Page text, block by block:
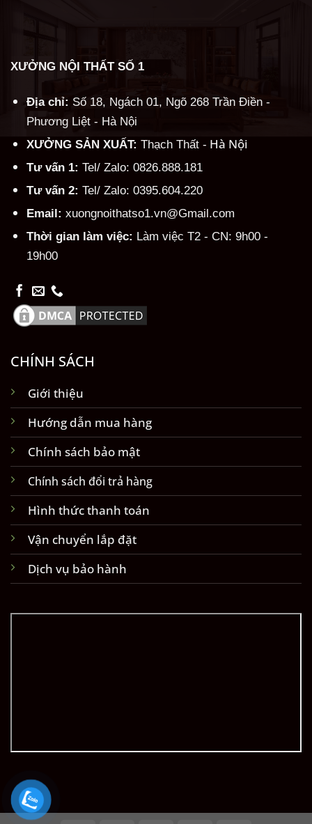
XƯỞNG NỘI THẤT SỐ 1
Địa chỉ: Số 18, Ngách 01, Ngõ 268 Trần Điền -
Phương Liệt - Hà Nội
XƯỞNG SẢN XUẤT: Thạch Thất - Hà Nội
Tư vấn 1: Tel/ Zalo: 0826.888.181
Tư vấn 2: Tel/ Zalo: 0395.604.220
Email: xuongnoithatso1.vn@Gmail.com
Thời gian làm việc: Làm việc T2 - CN: 9h00 -
19h00
CHÍNH SÁCH
Giới thiệu
Hướng dẫn mua hàng
Chính sách bảo mật
Chính sách đổi trả hàng
Hình thức thanh toán
Vận chuyển lắp đặt
Dịch vụ bảo hành